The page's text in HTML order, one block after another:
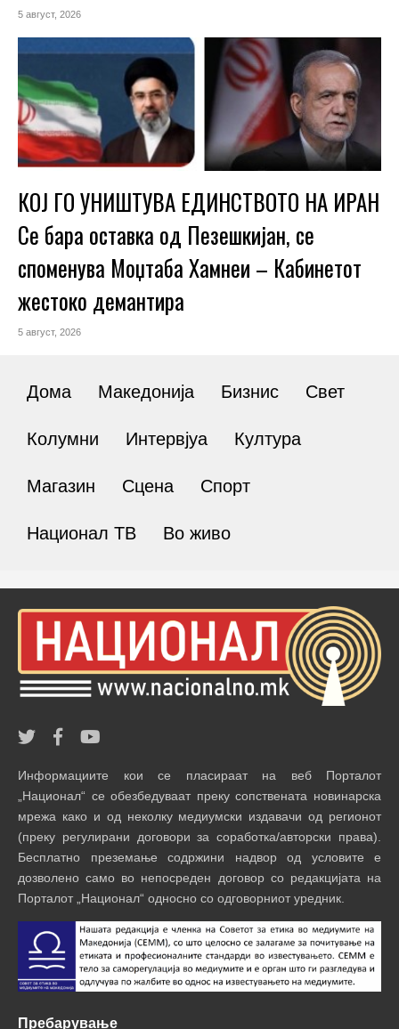
5 август, 2026
КОЈ ГО УНИШТУВА ЕДИНСТВОТО НА ИРАН
Се бара оставка од Пезешкијан, се
споменува Моџтаба Хамнеи – Кабинетот
жестоко демантира
5 август, 2026
Дома Македонија Бизнис Свет
Колумни Интервјуа Култура
Магазин Сцена Спорт
Национал ТВ Во живо
Информациите кои се пласираат на веб Порталот
„Национал“ се обезбедуваат преку сопствената новинарска
мрежа како и од неколку медиумски издавачи од регионот
(преку регулирани договори за соработка/авторски права).
Бесплатно преземање содржини надвор од условите е
дозволено само во непосреден договор со редакцијата на
Порталот „Национал“ односно со одговорниот уредник.
Пребарување